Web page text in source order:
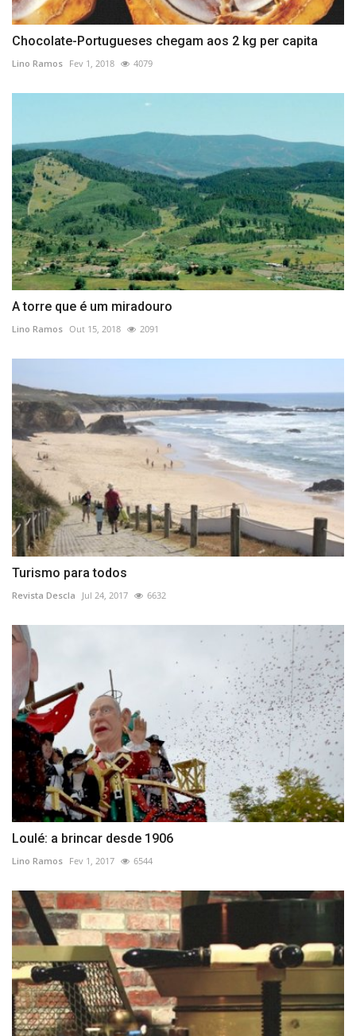
Chocolate-Portugueses chegam aos 2 kg per capita
Lino Ramos Fev 1, 2018 4079
A torre que é um miradouro
Lino Ramos Out 15, 2018 2091
Turismo para todos
Revista Descla Jul 24, 2017 6632
Loulé: a brincar desde 1906
Lino Ramos Fev 1, 2017 6544